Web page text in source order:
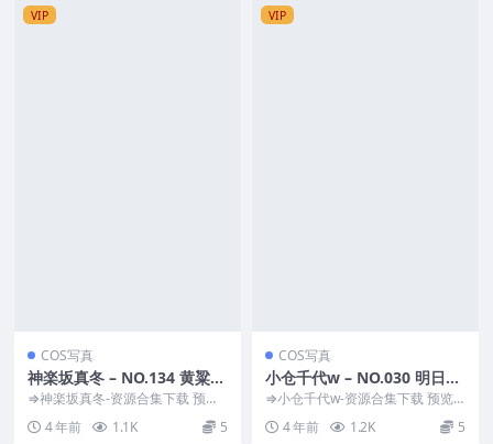
VIP
COS写真
神楽坂真冬 – NO.134 黄粱美
梦[75P-232MB]
⇒神楽坂真冬-资源合集下载 预览
图片 资源简介 「资源名称」：神
楽坂真冬 – N...
4 年前 1.1K 5
VIP
COS写真
小仓千代w – NO.030 明日奈
兔女郎[23P-65MB]
⇒小仓千代w-资源合集下载 预览
图片 资源简介 「资源名称」：小
仓千代w – N...
4 年前 1.2K 5